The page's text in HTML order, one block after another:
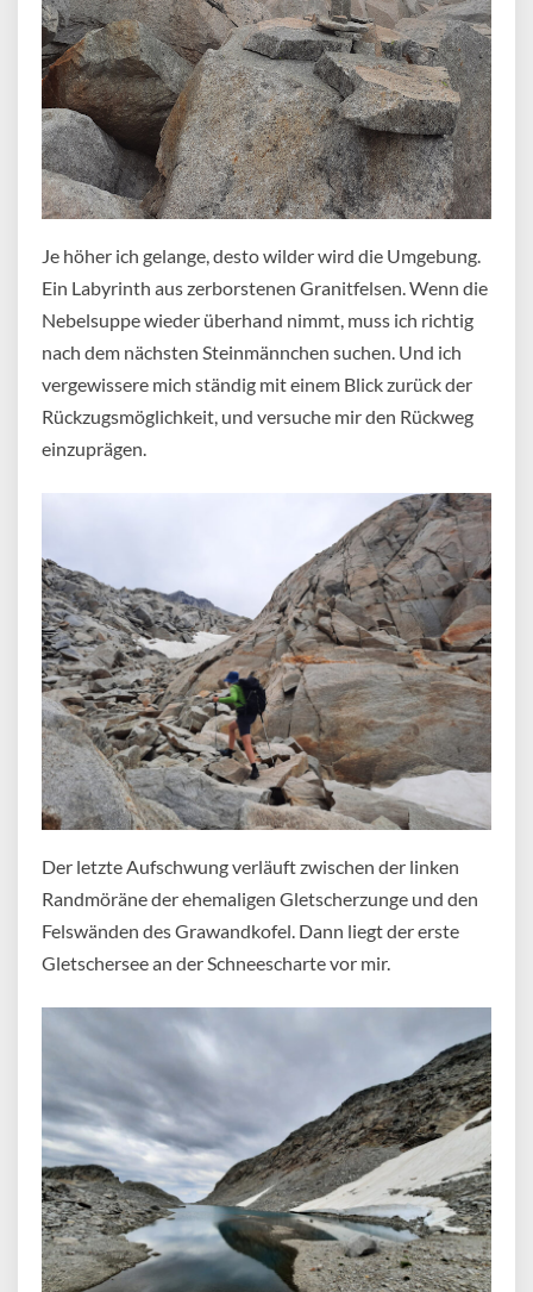
Je höher ich gelange, desto wilder wird die Umgebung.
Ein Labyrinth aus zerborstenen Granitfelsen. Wenn die
Nebelsuppe wieder überhand nimmt, muss ich richtig
nach dem nächsten Steinmännchen suchen. Und ich
vergewissere mich ständig mit einem Blick zurück der
Rückzugsmöglichkeit, und versuche mir den Rückweg
einzuprägen.
Der letzte Aufschwung verläuft zwischen der linken
Randmöräne der ehemaligen Gletscherzunge und den
Felswänden des Grawandkofel. Dann liegt der erste
Gletschersee an der Schneescharte vor mir.